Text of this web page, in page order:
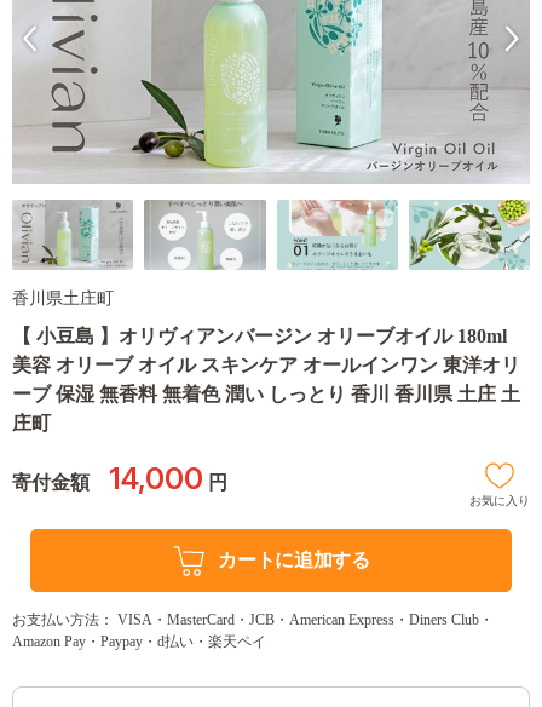
香川県土庄町
【 小豆島 】オリヴィアンバージン オリーブオイル 180ml
美容 オリーブ オイル スキンケア オールインワン 東洋オリ
ーブ 保湿 無香料 無着色 潤い しっとり 香川 香川県 土庄 土
庄町
寄付金額 14,000 円
お気に入り
カートに追加する
お支払い方法： VISA・MasterCard・JCB・American Express・Diners Club・
Amazon Pay・Paypay・d払い・楽天ペイ